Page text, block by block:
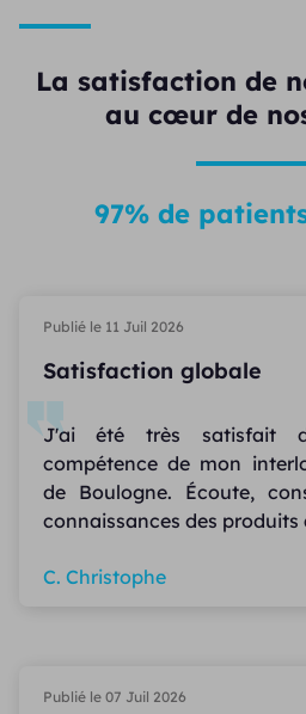
La satisfaction de
au cœur de
97% de
Publié le 11 Juil 2026
Satisfaction globale
J'ai été très satisfait
compétence de mon
de Boulogne. Écoute,
connaissances des produits
C. Christophe
Publié le 07 Juil 2026